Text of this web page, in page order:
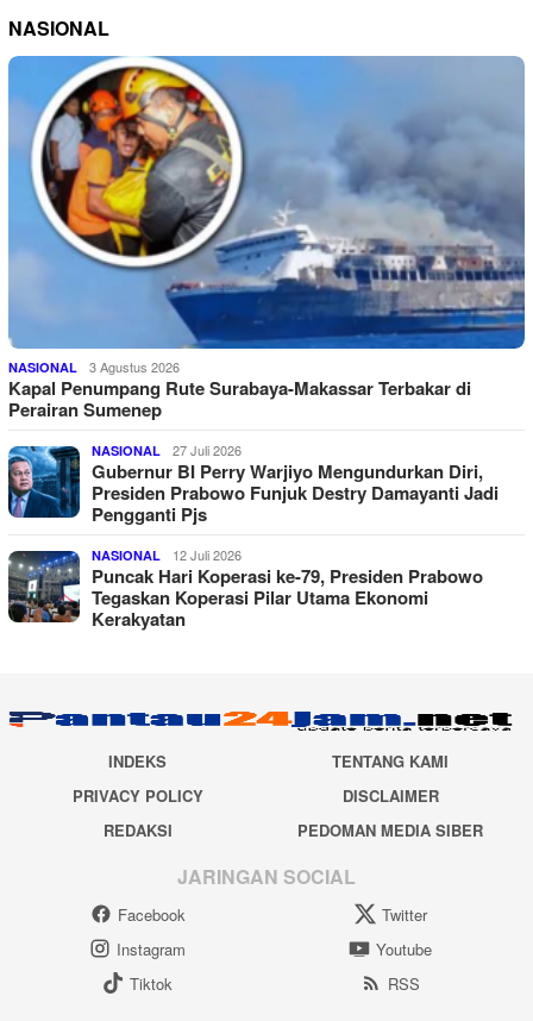
NASIONAL
NASIONAL 3 Agustus 2026
Kapal Penumpang Rute Surabaya-Makassar Terbakar di
Perairan Sumenep
NASIONAL 27 Juli 2026
Gubernur BI Perry Warjiyo Mengundurkan Diri,
Presiden Prabowo Funjuk Destry Damayanti Jadi
Pengganti Pjs
NASIONAL 12 Juli 2026
Puncak Hari Koperasi ke-79, Presiden Prabowo
Tegaskan Koperasi Pilar Utama Ekonomi
Kerakyatan
INDEKS
TENTANG KAMI
PRIVACY POLICY
DISCLAIMER
REDAKSI
PEDOMAN MEDIA SIBER
JARINGAN SOCIAL
Facebook
Twitter
Instagram
Youtube
Tiktok
RSS